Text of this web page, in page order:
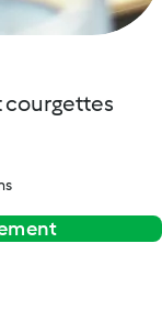
courgettes